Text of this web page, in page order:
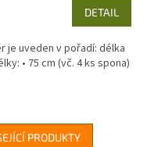
DETAIL
je uveden v pořadí: délka
• 75 cm (vč. 4 ks spona)
PRODUKTY